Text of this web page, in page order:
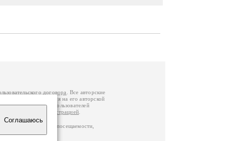
Соглашаюсь
договора
. Все авторские
вы можете обратиться на его авторской
Федерации. Данные пользователей
связаться с администрацией
по данным счетчика посещаемости,